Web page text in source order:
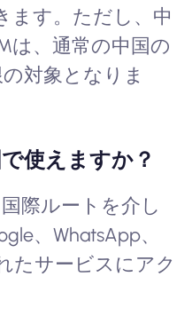
ます。ただし、中
は、通常の中国の
対象となりま
使えますか？
際ルートを介し
、WhatsApp、
たサービスにアク